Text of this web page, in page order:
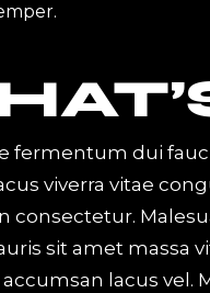
fermentum dui
viverra vitae
consectetur.
sit amet massa
lacus vel.